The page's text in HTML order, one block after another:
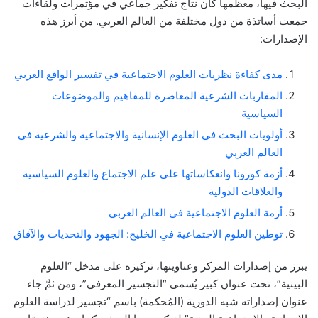
البحث فيها، معظمها كان نتاج تفكير جماعي في مؤتمرات ولقاءات
جمعت أساتذة من دول مختلفة من العالم العربي. من أبرز هذه
الإصدارات:
مدى كفاءة نظريات العلوم الاجتماعية في تفسير الواقع العربي
المقاربات الشرعية المعاصرة للمفاهيم والموضوعات
السياسية
أولويات البحث في العلوم الإنسانية والاجتماعية والشرعية في
العالم العربي
أزمة كورونا وانعكاساتها على علم الاجتماع والعلوم السياسية
والعلاقات الدولية
أزمة العلوم الاجتماعية في العالم العربي
توطين العلوم الاجتماعية في الخليج: الجهود والتحديات والآفاق
يبرز من إصدارات المركز وعناوينها، تركيزه على مدخل “العلوم
البينية”، تحت عنوان كبير يُسمى “التجسير المعرفي”، ومن ثمَّ جاء
عنوان إصداراته شبه الدورية (المُحكمة) باسم “تجسير لدراسة العلوم